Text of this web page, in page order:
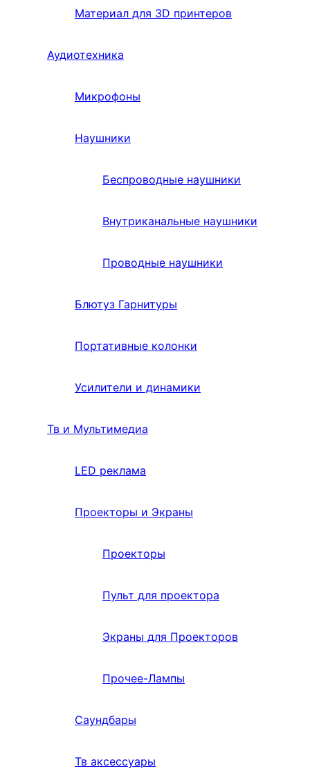
Материал для 3D принтеров
Аудиотехника
Микрофоны
Наушники
Беспроводные наушники
Внутриканальные наушники
Проводные наушники
Блютуз Гарнитуры
Портативные колонки
Усилители и динамики
Тв и Мультимедиа
LED реклама
Проекторы и Экраны
Проекторы
Пульт для проектора
Экраны для Проекторов
Прочее-Лампы
Саундбары
Тв аксессуары